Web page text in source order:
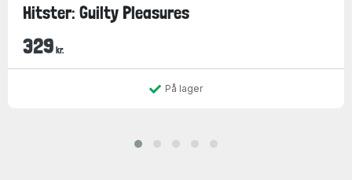
Hitster: Guilty Pleasures
329 kr.
På lager